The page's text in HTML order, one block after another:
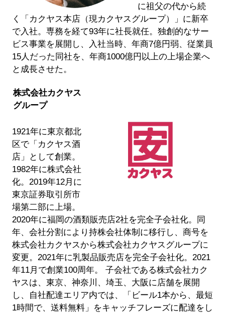
に祖父の代から続
く「カクヤス本店（現カクヤスグループ）」に新卒
で入社。専務を経て93年に社長就任。独創的なサー
ビス事業を展開し、入社当時、年商7億円弱、従業員
15人だった同社を、年商1000億円以上の上場企業へ
と成長させた。
株式会社カクヤス
グループ
1921年に東京都北
区で「カクヤス酒
店」として創業。
1982年に株式会社
化。2019年12月に
東京証券取引所市
場第二部に上場。
2020年に福岡の酒類販売店2社を完全子会社化。同
年、会社分割により持株会社体制に移行し、商号を
株式会社カクヤスから株式会社カクヤスグループに
変更。2021年に乳製品販売店を完全子会社化。2021
年11月で創業100周年。 子会社である株式会社カク
ヤスは、東京、神奈川、埼玉、大阪に店舗を展開
し、自社配達エリア内では、「ビール1本から、最短
1時間で、送料無料」をキャッチフレーズに配達をし